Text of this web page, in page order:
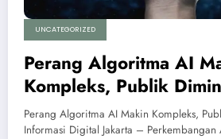
UNCATEGORIZED
Perang Algoritma AI
Kompleks, Publik
Informasi Digital
Perang Algoritma AI Makin Kompleks,
Informasi Digital Jakarta –